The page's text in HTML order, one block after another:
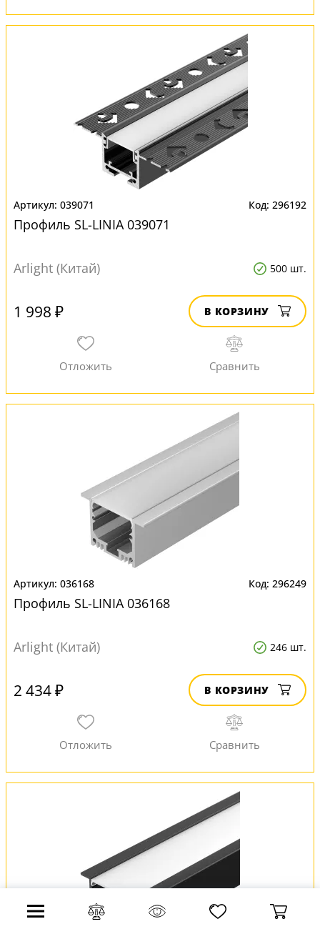
039071 296192
Профиль SL-LINIA 039071
Arlight (Китай) 500 шт.
1 998 ₽ В КОРЗИНУ
036168 296249
Профиль SL-LINIA 036168
Arlight (Китай) 246 шт.
2 434 ₽ В КОРЗИНУ